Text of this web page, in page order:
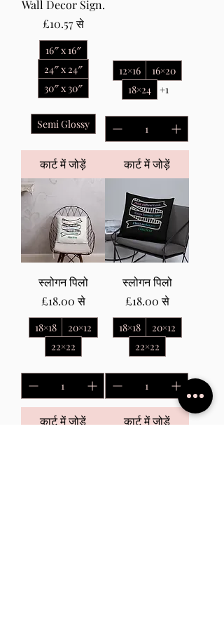
Wall Decor Sign.
£10.57से
बिक्री मूल्य
16″ x 16″
24″ x 24″
30″ x 30″
Semi Glossy
कार्ट में जोड़ें
12×16
16×20
18×24
+1
कार्ट में जोड़ें
स्लोगन पिलो
£18.00से
बिक्री मूल्य
18×18
20×12
22×22
कार्ट में जोड़ें
स्लोगन पिलो
£18.00से
बिक्री मूल्य
18×18
20×12
22×22
कार्ट में जोड़ें